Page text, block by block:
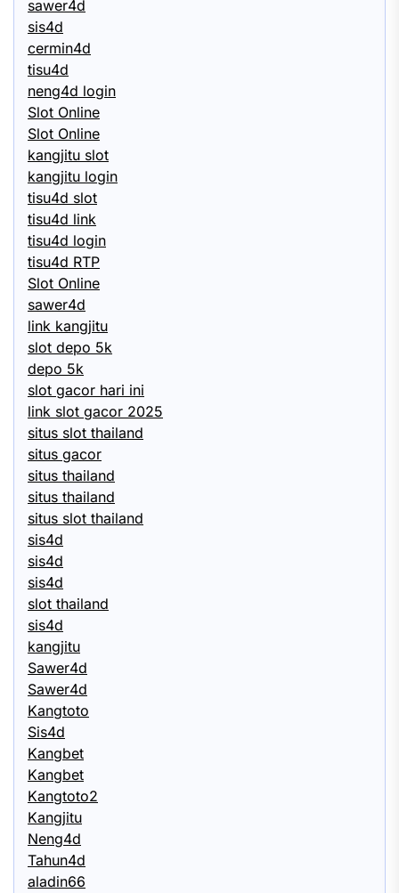
sawer4d
sis4d
cermin4d
tisu4d
neng4d login
Slot Online
Slot Online
kangjitu slot
kangjitu login
tisu4d slot
tisu4d link
tisu4d login
tisu4d RTP
Slot Online
sawer4d
link kangjitu
slot depo 5k
depo 5k
slot gacor hari ini
link slot gacor 2025
situs slot thailand
situs gacor
situs thailand
situs thailand
situs slot thailand
sis4d
sis4d
sis4d
slot thailand
sis4d
kangjitu
Sawer4d
Sawer4d
Kangtoto
Sis4d
Kangbet
Kangbet
Kangtoto2
Kangjitu
Neng4d
Tahun4d
aladin66